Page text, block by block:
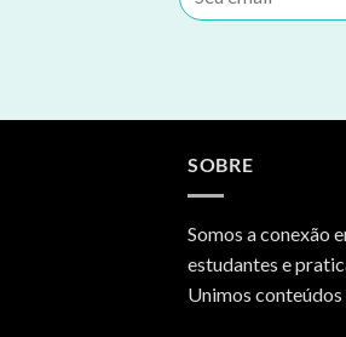
SOBRE
Somos a conexão
estudantes e
Unimos